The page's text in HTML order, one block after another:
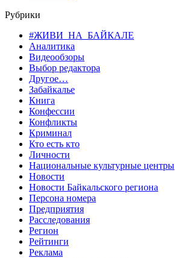
Рубрики
#ЖИВИ_НА_БАЙКАЛЕ
Аналитика
Видеообзоры
Выбор редактора
Другое…
Забайкалье
Книга
Конфессии
Конфликты
Криминал
Кто есть кто
Личности
Национальные культурные центры
Новости
Новости Байкальского региона
Персона номера
Предприятия
Расследования
Регион
Рейтинги
Реклама